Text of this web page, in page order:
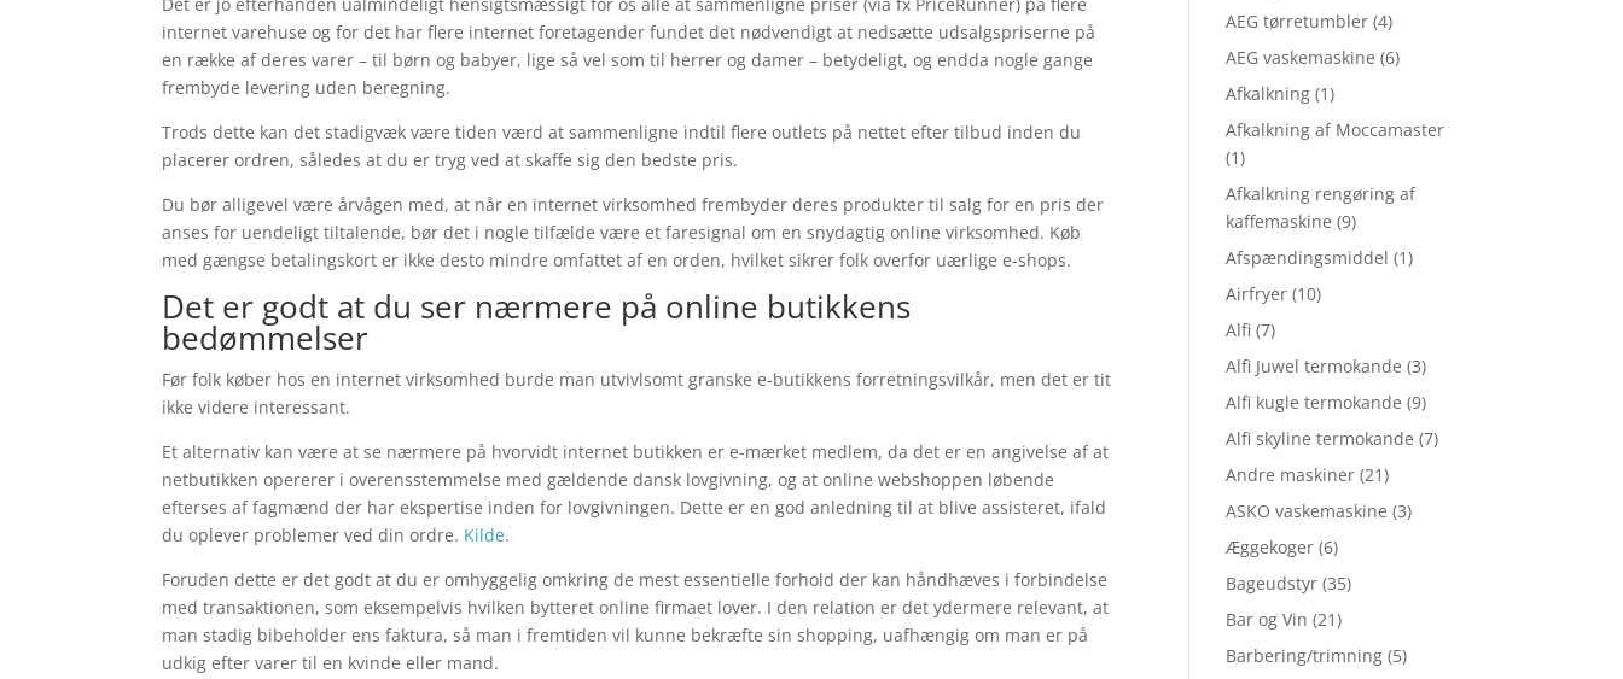
internet varehuse og for det har flere internet foretagender fundet det nødvendigt at nedsætte udsalgspriserne på
en række af deres varer – til børn og babyer, lige så vel som til herrer og damer – betydeligt, og endda nogle gange
frembyde levering uden beregning.
Trods dette kan det stadigvæk være tiden værd at sammenligne indtil flere outlets på nettet efter tilbud inden du
placerer ordren, således at du er tryg ved at skaffe sig den bedste pris.
Du bør alligevel være årvågen med, at når en internet virksomhed frembyder deres produkter til salg for en pris der
anses for uendeligt tiltalende, bør det i nogle tilfælde være et faresignal om en snydagtig online virksomhed. Køb
med gængse betalingskort er ikke desto mindre omfattet af en orden, hvilket sikrer folk overfor uærlige e-shops.
Det er godt at du ser nærmere på online butikkens
bedømmelser
Før folk køber hos en internet virksomhed burde man utvivlsomt granske e-butikkens forretningsvilkår, men det er tit
ikke videre interessant.
Et alternativ kan være at se nærmere på hvorvidt internet butikken er e-mærket medlem, da det er en angivelse af at
netbutikken opererer i overensstemmelse med gældende dansk lovgivning, og at online webshoppen løbende
efterses af fagmænd der har ekspertise inden for lovgivningen. Dette er en god anledning til at blive assisteret, ifald
du oplever problemer ved din ordre. Kilde.
Foruden dette er det godt at du er omhyggelig omkring de mest essentielle forhold der kan håndhæves i forbindelse
med transaktionen, som eksempelvis hvilken bytteret online firmaet lover. I den relation er det ydermere relevant, at
man stadig bibeholder ens faktura, så man i fremtiden vil kunne bekræfte sin shopping, uafhængig om man er på
udkig efter varer til en kvinde eller mand.
AEG tørretumbler (4)
AEG vaskemaskine (6)
Afkalkning (1)
Afkalkning af Moccamaster
(1)
Afkalkning rengøring af
kaffemaskine (9)
Afspændingsmiddel (1)
Airfryer (10)
Alfi (7)
Alfi Juwel termokande (3)
Alfi kugle termokande (9)
Alfi skyline termokande (7)
Andre maskiner (21)
ASKO vaskemaskine (3)
Æggekoger (6)
Bageudstyr (35)
Bar og Vin (21)
Barbering/trimning (5)